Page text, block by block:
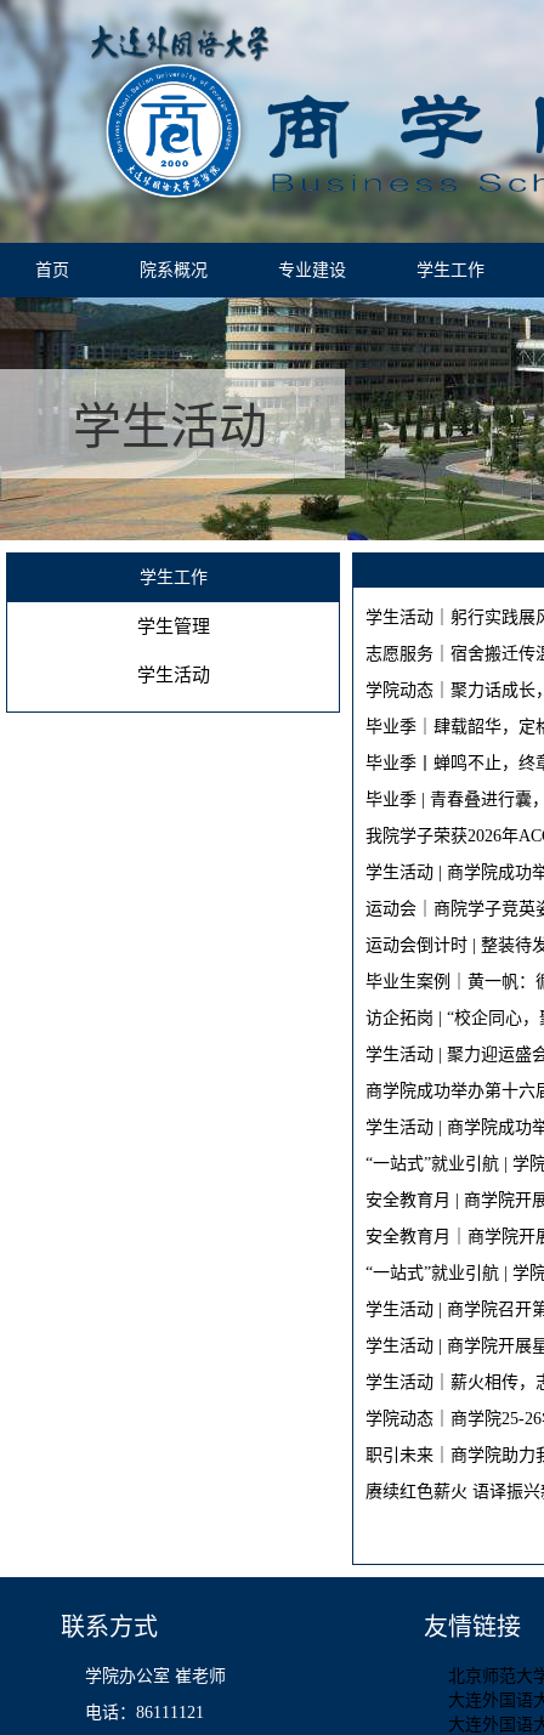
首页 院系概况 专业建设 学生工作
学生活动
学生工作
学生管理
学生活动
学生活动｜躬行实践
志愿服务｜宿舍搬迁传
学院动态｜聚力话成
毕业季｜肆载韶华，
毕业季丨蝉鸣不止，终
毕业季 | 青春叠进行囊
我院学子荣获2026年
学生活动 | 商学院成功
运动会｜商院学子竞英
运动会倒计时 | 整装待
毕业生案例｜黄一帆：
访企拓岗 | “校企同心
学生活动 | 聚力迎运盛
商学院成功举办第十六
学生活动 | 商学院成功
“一站式”就业引航 | 学
安全教育月 | 商学院开
安全教育月｜商学院开
“一站式”就业引航 | 学
学生活动 | 商学院召开
学生活动 | 商学院开展
学生活动｜薪火相传
学院动态｜商学院25-
职引未来｜商学院助力
赓续红色薪火 语译振
联系方式
学院办公室 崔老师
电话：86111121
友情链接
北京师范大
大连外国语
大连外国语